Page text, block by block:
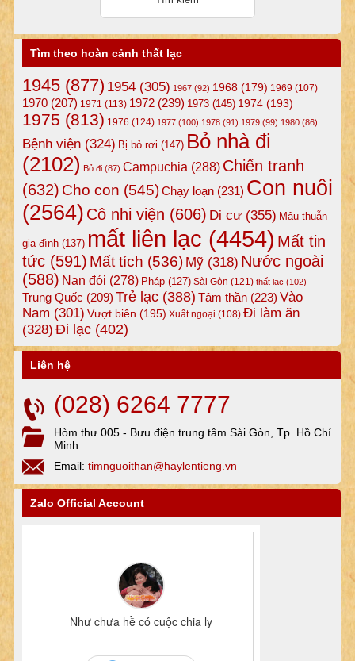
Tìm theo hoàn cảnh thất lạc
1945(877) 1954(305) 1967(92) 1968(179) 1969 (107)
1970(207) 1971 (113) 1972(239) 1973(145) 1974(193)
1975 (813) 1976 (124) 1977(100) 1978(91) 1979(99) 1980(86)
Bệnh viện(324) Bị bỏ rơi (147) Bỏ nhà đi
(2102) Bỏ đi(87) Campuchia (288) Chiến tranh
(632) Cho con (545)Chạy loạn(231) Con nuôi
(2564) Cô nhi viện (606) Di cư(355) Mâu thuẫn
gia đình(137) mất liên lạc (4454) Mất tin
tức(591) Mất tích (536) Mỹ(318) Nước ngoài
(588) Nạn đói (278) Pháp(127) Sài Gòn (121) thất lạc (102)
Trung Quốc (209) Trẻ lạc(388) Tâm thần(223) Vào
Nam (301) Vượt biên (195) Xuất ngoại (108) Đi làm ăn
(328) Đi lạc(402)
Liên hệ
(028) 6264 7777
Hòm thư 005 - Bưu điện trung tâm Sài Gòn, Tp. Hồ Chí
Minh
Email: timnguoithan@haylentieng.vn
Zalo Official Account